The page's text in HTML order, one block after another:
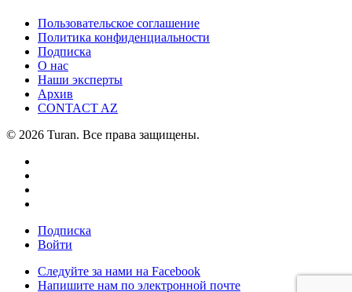
Пользовательское соглашение
Политика конфиденциальности
Подписка
О нас
Наши эксперты
Архив
CONTACT AZ
© 2026 Turan. Все права защищены.
Подписка
Войти
Следуйте за нами на Facebook
Напишите нам по электронной почте